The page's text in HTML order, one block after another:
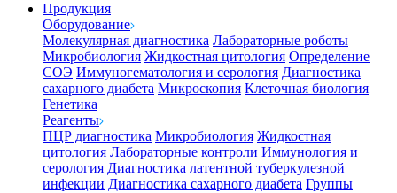
Продукция
Оборудование
Молекулярная диагностика Лабораторные роботы
Микробиология Жидкостная цитология Определение
СОЭ Иммуногематология и серология Диагностика
сахарного диабета Микроскопия Клеточная биология
Генетика
Реагенты
ПЦР диагностика Микробиология Жидкостная
цитология Лабораторные контроли Иммунология и
серология Диагностика латентной туберкулезной
инфекции Диагностика сахарного диабета Группы